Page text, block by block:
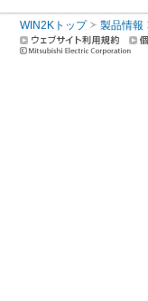
WIN2Kトップ 製品情報